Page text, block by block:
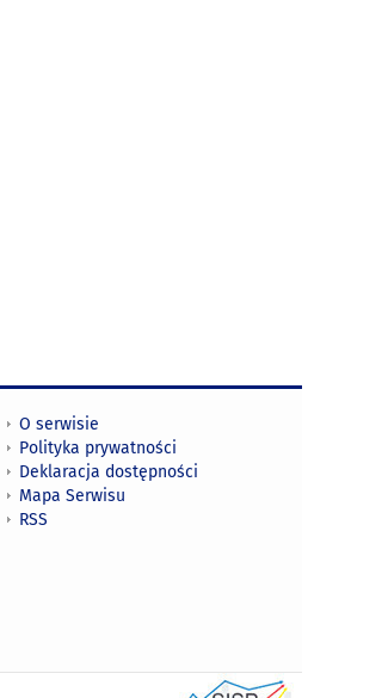
O serwisie
Polityka prywatności
Deklaracja dostępności
Mapa Serwisu
RSS